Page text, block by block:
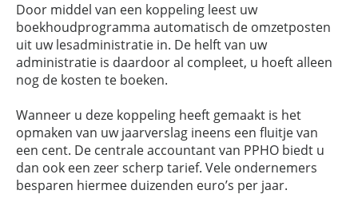
Door middel van een koppeling leest uw
boekhoudprogramma automatisch de omzetposten
uit uw lesadministratie in. De helft van uw
administratie is daardoor al compleet, u hoeft alleen
nog de kosten te boeken.
Wanneer u deze koppeling heeft gemaakt is het
opmaken van uw jaarverslag ineens een fluitje van
een cent. De centrale accountant van PPHO biedt u
dan ook een zeer scherp tarief. Vele ondernemers
besparen hiermee duizenden euro’s per jaar.